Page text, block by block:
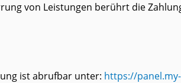
von Leistungen berührt die
ist abrufbar unter: https://panel.my-